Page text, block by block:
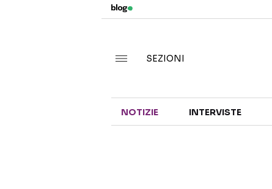
SEZIONI
NOTIZIE INTERVISTE